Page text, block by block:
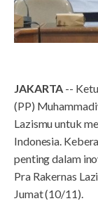
JAKARTA --
(PP)
Lazismu untuk
Indonesia.
penting dalam
Pra Rakernas
Jumat (10/11).